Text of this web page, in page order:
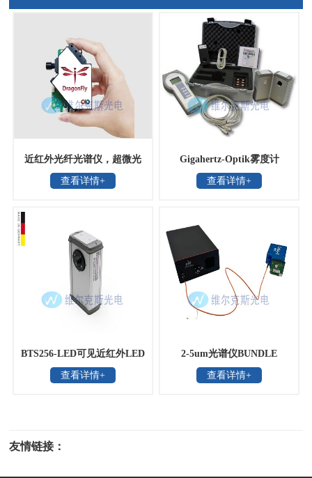
近红外光纤光谱仪，超微光
学
查看详情+
Gigahertz-Optik雾度计
LCRT-2005H-S
查看详情+
BTS256-LED可见近红外LED
光通量和颜色测量仪
查看详情+
2-5um光谱仪BUNDLE
查看详情+
友情链接：